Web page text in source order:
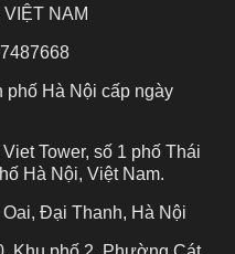
NAM
phố Hà Nội cấp ngày
Tower, số 1 phố Thái
Hà Nội, Việt Nam.
Đại Thanh, Hà Nội